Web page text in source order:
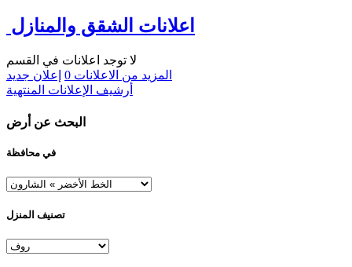
اعلانات الشقق والمنازل
لا توجد اعلانات في القسم
المزيد من الاعلانات 0 إعلان جديد
أرشيف الإعلانات المنتهية
البحث عن أرض
في محافظة
تصنيف المنزل